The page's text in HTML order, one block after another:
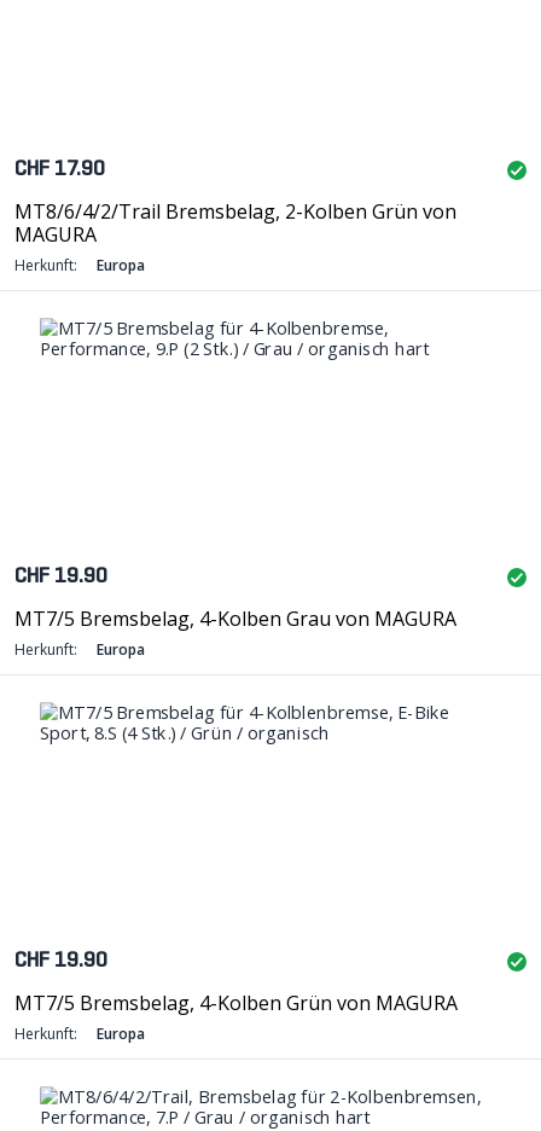
CHF 17.90
MT8/6/4/2/Trail Bremsbelag, 2-Kolben Grün von
MAGURA
Herkunft: Europa
CHF 19.90
MT7/5 Bremsbelag, 4-Kolben Grau von MAGURA
Herkunft: Europa
CHF 19.90
MT7/5 Bremsbelag, 4-Kolben Grün von MAGURA
Herkunft: Europa